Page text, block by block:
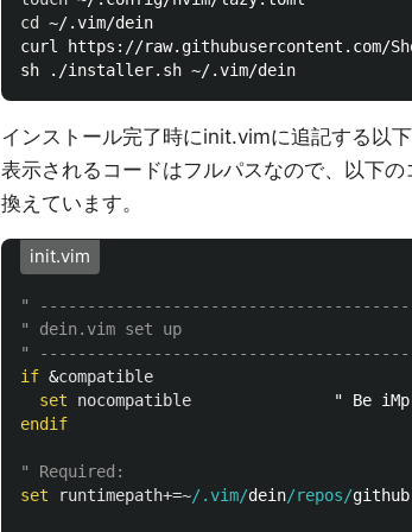
cd
~/.vim/dein
curl https://raw.githubusercontent.com/
インストール完了時にinit.vimに追記する以
表示されるコードはフルパスなので、以下
換えています。
init.vim
"
" dein.vim set up
"
if &compatible
set
nocompatible
endif
" Required:
set
runtimepath+=~/.vim/dein/repos/github